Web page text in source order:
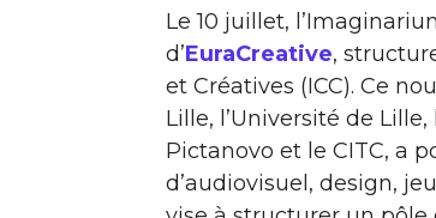
Le 10 juillet,
d’EuraCreative,
et Créatives (ICC). Ce
Lille, l’Université de
Pictanovo et le CITC, a
d’audiovisuel, design,